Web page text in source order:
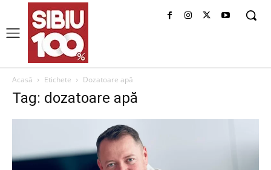
Acasă Etichete Dozatoare apă
Tag: dozatoare apă